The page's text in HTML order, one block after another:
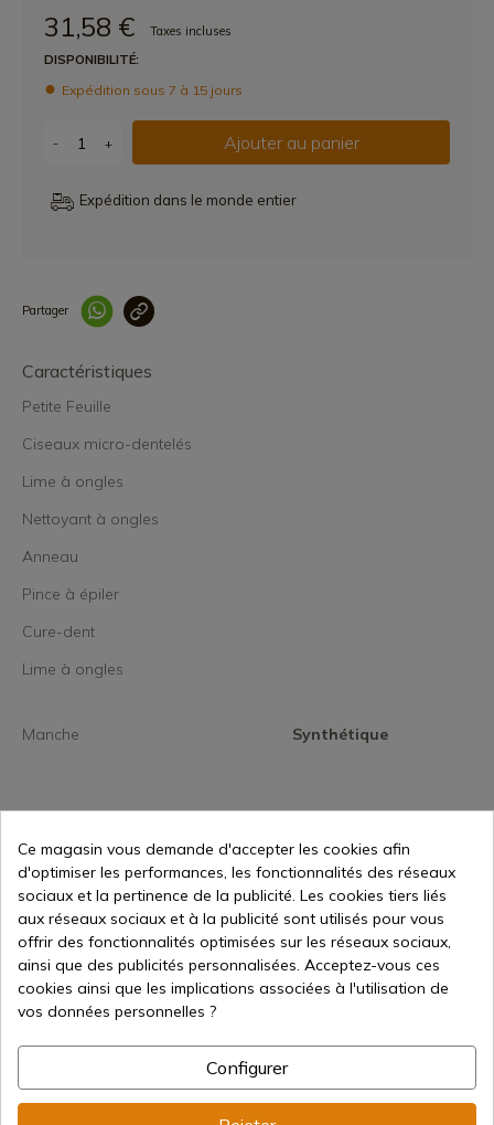
31,58 €
Taxes incluses
DISPONIBILITÉ:
Expédition sous 7 à 15 jours
- + Ajouter au panier
Expédition dans le monde entier
Partager
Caractéristiques
Petite Feuille
Ciseaux micro-dentelés
Lime à ongles
Nettoyant à ongles
Anneau
Pince à épiler
Cure-dent
Lime à ongles
Manche Synthétique
31,58 € Ajouter au panier
Vente en ligne depuis 1998
Méthodes de paiement
Expédition internationale
Ce magasin vous demande d'accepter les cookies afin
d'optimiser les performances, les fonctionnalités des réseaux
sociaux et la pertinence de la publicité. Les cookies tiers liés
aux réseaux sociaux et à la publicité sont utilisés pour vous
offrir des fonctionnalités optimisées sur les réseaux sociaux,
ainsi que des publicités personnalisées. Acceptez-vous ces
cookies ainsi que les implications associées à l'utilisation de
vos données personnelles ?
Configurer